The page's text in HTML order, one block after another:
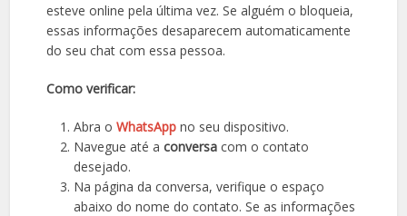
esteve online pela última vez. Se alguém o bloqueia,
essas informações desaparecem automaticamente
do seu chat com essa pessoa.
Como verificar:
Abra oWhatsApp no seu dispositivo.
Navegue até aconversa com o contato
desejado.
Na página da conversa, verifique o espaço
abaixo do nome do contato. Se as informações